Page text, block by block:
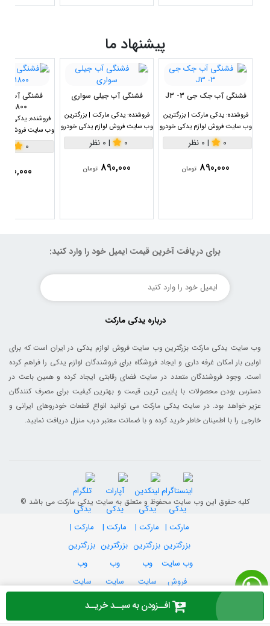
افــزودن به سبــد خریــد
پیشنهاد ما
فشنگی آب جک جی 3- J3
فروشنده: یدکی مارکت | بزرگترین
وب سایت فروش لوازم یدکی خودرو
0
| 0 نظر
890,000 تومان
فشنگی آب جیلی سواری
فروشنده: یدکی مارکت | بزرگترین
وب سایت فروش لوازم یدکی خودرو
0
| 0 نظر
890,000 تومان
1800سی سی
فروشنده: یدکی
وب سایت فروش
0
890,000
برای دریافت آخرین قیمت ایمیل خود را وارد کنید:
درباره یدکی مارکت
وب سایت یدکی مارکت بزرگترین وب سایت فروش لوازم یدکی در ایران است که برای
اولین بار امکان غرفه داری و ایجاد فروشگاه برای فروشندگان لوازم یدکی را فراهم کرده
است. وجود فروشندگان متعدد در سایت فضای رقابتی ایجاد کرده و همین باعث در
دسترس بودن محصولات با پایین ترین قیمت و بهترین کیفیت برای مصرف کنندگان
عزیر خواهد بود. در سایت یدکی مارکت می توانید انواع قطعات خودروهای ایرانی و
خارجی را با اطمینان خاطر خرید کرده و با ضمانت معتبر درب منزل دریافت نمایید.
© کلیه حقوق این وب سایت محفوظ و متعلق به سایت یدکی مارکت می باشد